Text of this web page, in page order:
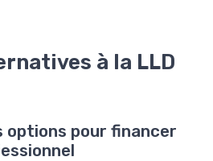
à la LLD
options pour financer